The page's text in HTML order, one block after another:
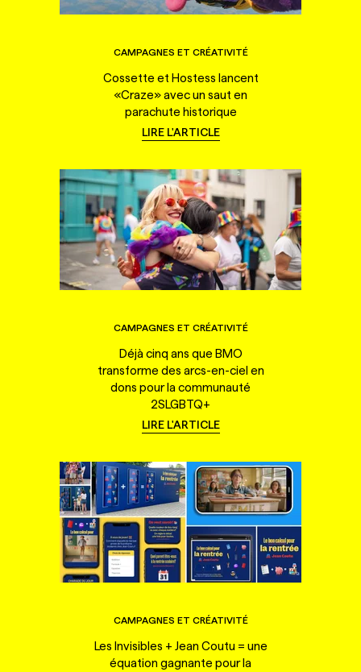
CAMPAGNES ET CRÉATIVITÉ
Cossette et Hostess lancent
«Craze» avec un saut en
parachute historique
LIRE L'ARTICLE
CAMPAGNES ET CRÉATIVITÉ
Déjà cinq ans que BMO
transforme des arcs-en-ciel en
dons pour la communauté
2SLGBTQ+
LIRE L'ARTICLE
CAMPAGNES ET CRÉATIVITÉ
Les Invisibles + Jean Coutu = une
équation gagnante pour la